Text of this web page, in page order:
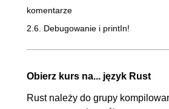
komentarze
2.6. Debugowanie i printIn!
3. Podstawy języka Rust
3.1. Praca ze zmiennymi
Obierz kurs na... język Rust
Rust należy do grupy